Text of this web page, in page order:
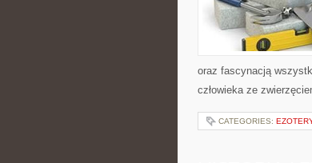
oraz fascynacją
człowieka ze
CATEGORIES: